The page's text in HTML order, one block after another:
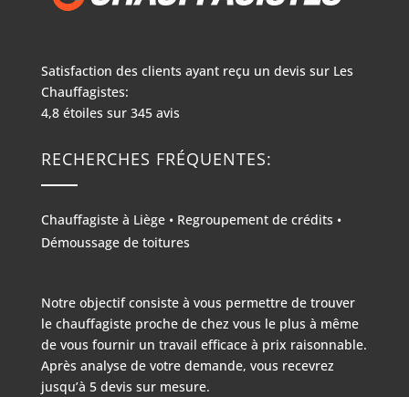
Satisfaction des clients ayant reçu un devis sur Les
Chauffagistes:
4,8étoiles sur 345avis
RECHERCHES FRÉQUENTES:
Chauffagiste à Liège• Regroupement de crédits •
Démoussage de toitures
Notre objectif consiste à vous permettre de trouver
le chauffagiste proche de chez vous le plus à même
de vous fournir un travail efficace à prix raisonnable.
Après analyse de votre demande, vous recevrez
jusqu’à 5 devis sur mesure.